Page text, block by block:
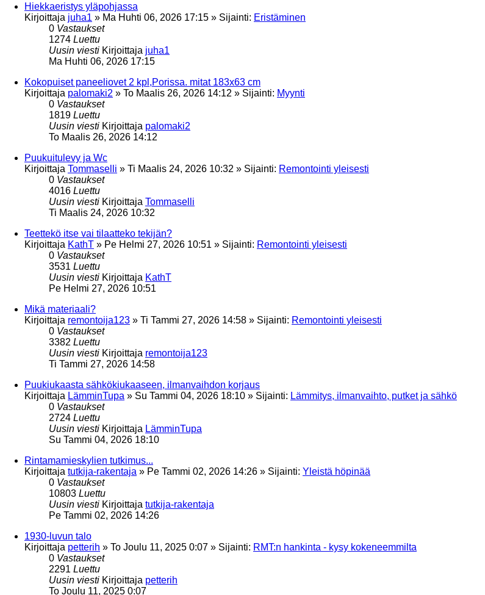
Hiekkaeristys yläpohjassa
Kirjoittaja juha1 » Ma Huhti 06, 2026 17:15 » Sijainti: Eristäminen
0 Vastaukset
1274 Luettu
Uusin viesti Kirjoittaja juha1
Ma Huhti 06, 2026 17:15
Kokopuiset paneeliovet 2 kpl,Porissa. mitat 183x63 cm
Kirjoittaja palomaki2 » To Maalis 26, 2026 14:12 » Sijainti: Myynti
0 Vastaukset
1819 Luettu
Uusin viesti Kirjoittaja palomaki2
To Maalis 26, 2026 14:12
Puukuitulevy ja Wc
Kirjoittaja Tommaselli » Ti Maalis 24, 2026 10:32 » Sijainti: Remontointi yleisesti
0 Vastaukset
4016 Luettu
Uusin viesti Kirjoittaja Tommaselli
Ti Maalis 24, 2026 10:32
Teettekö itse vai tilaatteko tekijän?
Kirjoittaja KathT » Pe Helmi 27, 2026 10:51 » Sijainti: Remontointi yleisesti
0 Vastaukset
3531 Luettu
Uusin viesti Kirjoittaja KathT
Pe Helmi 27, 2026 10:51
Mikä materiaali?
Kirjoittaja remontoija123 » Ti Tammi 27, 2026 14:58 » Sijainti: Remontointi yleisesti
0 Vastaukset
3382 Luettu
Uusin viesti Kirjoittaja remontoija123
Ti Tammi 27, 2026 14:58
Puukiukaasta sähkökiukaaseen, ilmanvaihdon korjaus
Kirjoittaja LämminTupa » Su Tammi 04, 2026 18:10 » Sijainti: Lämmitys, ilmanvaihto, putket ja sähkö
0 Vastaukset
2724 Luettu
Uusin viesti Kirjoittaja LämminTupa
Su Tammi 04, 2026 18:10
Rintamamieskylien tutkimus...
Kirjoittaja tutkija-rakentaja » Pe Tammi 02, 2026 14:26 » Sijainti: Yleistä höpinää
0 Vastaukset
10803 Luettu
Uusin viesti Kirjoittaja tutkija-rakentaja
Pe Tammi 02, 2026 14:26
1930-luvun talo
Kirjoittaja petterih » To Joulu 11, 2025 0:07 » Sijainti: RMT:n hankinta - kysy kokeneemmilta
0 Vastaukset
2291 Luettu
Uusin viesti Kirjoittaja petterih
To Joulu 11, 2025 0:07